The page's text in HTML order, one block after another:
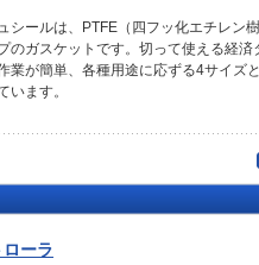
シールは、PTFE（四フッ化エチレン
のガスケットです。切って使える経済
業が簡単、各種用途に応ずる4サイズ
います。
ーラ